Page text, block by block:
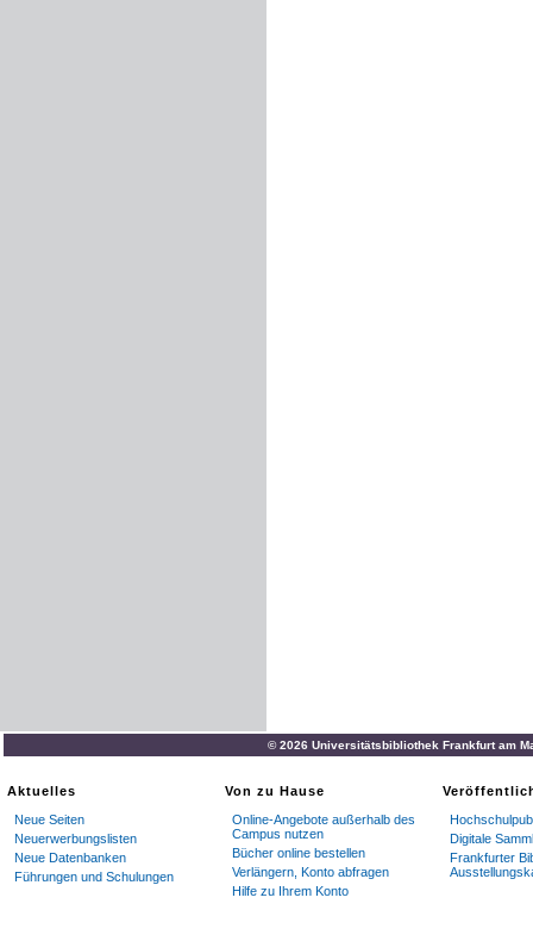
© 2026 Universitätsbibliothek Frankfurt am
Aktuelles
Neue Seiten
Neuerwerbungslisten
Neue Datenbanken
Führungen und Schulungen
Von zu Hause
Online-Angebote außerhalb des
Campus nutzen
Bücher online bestellen
Verlängern, Konto abfragen
Hilfe zu Ihrem Konto
Digitale
Frankfurter